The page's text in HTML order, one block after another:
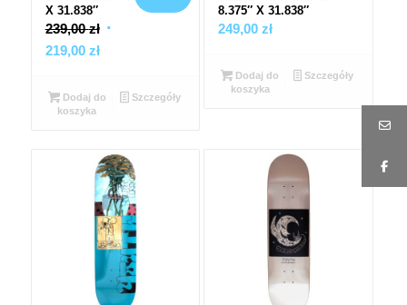
X 31.838″
239,00zł Pierwotna
239,00 zł.
219,00 złAktualna
wynosi:
Dodaj do
koszyka
Szczegóły
8.375″ X 31.838″
249,00 zł
Dodaj do
koszyka
Szczegóły